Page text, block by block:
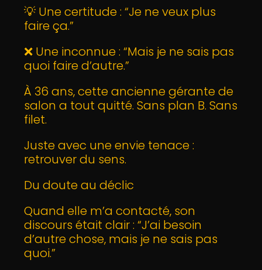
💡 Une certitude : “Je ne veux plus
faire ça.”
❌ Une inconnue : “Mais je ne sais pas
quoi faire d’autre.”
À 36 ans, cette ancienne gérante de
salon a tout quitté. Sans plan B. Sans
filet.
Juste avec une envie tenace :
retrouver du sens.
Du doute au déclic
Quand elle m’a contacté, son
discours était clair : “J’ai besoin
d’autre chose, mais je ne sais pas
quoi.”